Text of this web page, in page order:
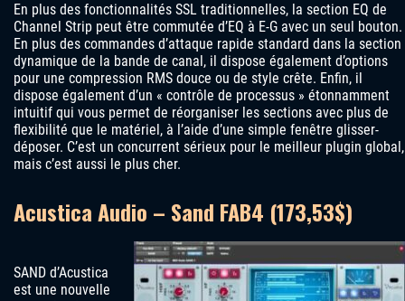
En plus des fonctionnalités SSL traditionnelles, la section EQ de
Channel Strip peut être commutée d’EQ à E-G avec un seul bouton.
En plus des commandes d’attaque rapide standard dans la section
dynamique de la bande de canal, il dispose également d’options
pour une compression RMS douce ou de style crête. Enfin, il
dispose également d’un « contrôle de processus » étonnamment
intuitif qui vous permet de réorganiser les sections avec plus de
flexibilité que le matériel, à l’aide d’une simple fenêtre glisser-
déposer. C’est un concurrent sérieux pour le meilleur plugin global,
mais c’est aussi le plus cher.
Acustica Audio – Sand FAB4 (173,53$)
SAND d’Acustica
est une nouvelle